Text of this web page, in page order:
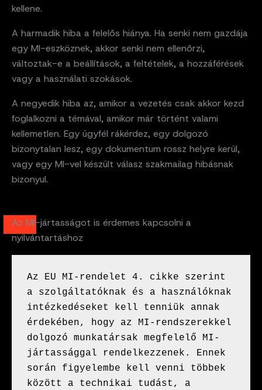
kellene.
A harmadik hiba a felelős hiánya. Ha senki nem gazdája
egy MI-eszköznek, akkor senki nem ellenőrzi,
változtak-e a beállítások, a feltételek, a hozzáférések
vagy a használati szokások.
A negyedik hiba az, amikor a vezetés csak akkor kezd
foglalkozni a témával, amikor már történt valami
kellemetlen. Egy ügyfél rákérdez, egy dolgozó
bizonytalan lesz, egy dokumentum rossz helyre kerül,
vagy egy MI-vel készült válasz szakmailag hibásnak
bizonyul.
Az MI-jártasságot is érdemes kapcsolni a
nyilvántartáshoz
Az EU MI-rendelet 4. cikke szerint
a szolgáltatóknak és a használóknak
intézkedéseket kell tenniük annak
érdekében, hogy az MI-rendszerekkel
dolgozó munkatársak megfelelő MI-
jártassággal rendelkezzenek. Ennek
során figyelembe kell venni többek
között a technikai tudást, a